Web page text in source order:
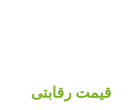
قیمت رقابتی